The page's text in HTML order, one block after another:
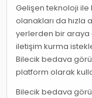
Gelişen teknoloji
olanakları da hızla
yerlerden bir araya
iletişim kurma
Bilecik bedava
platform olarak
Bilecik bedava